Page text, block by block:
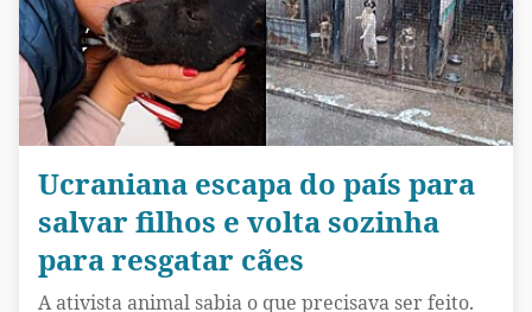
Ucraniana escapa do país para
salvar filhos e volta sozinha
para resgatar cães
A ativista animal sabia o que precisava ser feito.